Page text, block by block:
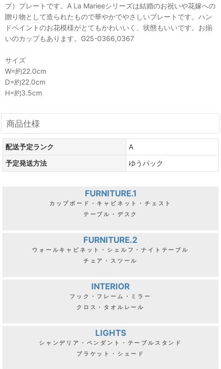
プ）プレートです。A La Marieeシリーズは結婚のお祝いや花嫁への
贈り物として造られたもので華やかでやさしいプレートです。ハン
ドペイントのお花模様がとてもかわいいく、状態もいいです。お揃
いのカップもあります。G25-0366,0367
サイズ
W=約22.0cm
D=約22.0cm
H=約3.5cm
商品仕様
配送予定ランク
A
予定発送方法
ゆうパック
FURNITURE.1
カップボード・キャビネット・チェスト
テーブル・デスク
FURNITURE.2
ウォールキャビネット・シェルフ・ナイトテーブル
チェア・スツール
INTERIOR
フック・フレーム・ミラー
クロス・タオルレール
LIGHTS
シャンデリア・ペンダント・テーブルスタンド
ブラケット・シェード